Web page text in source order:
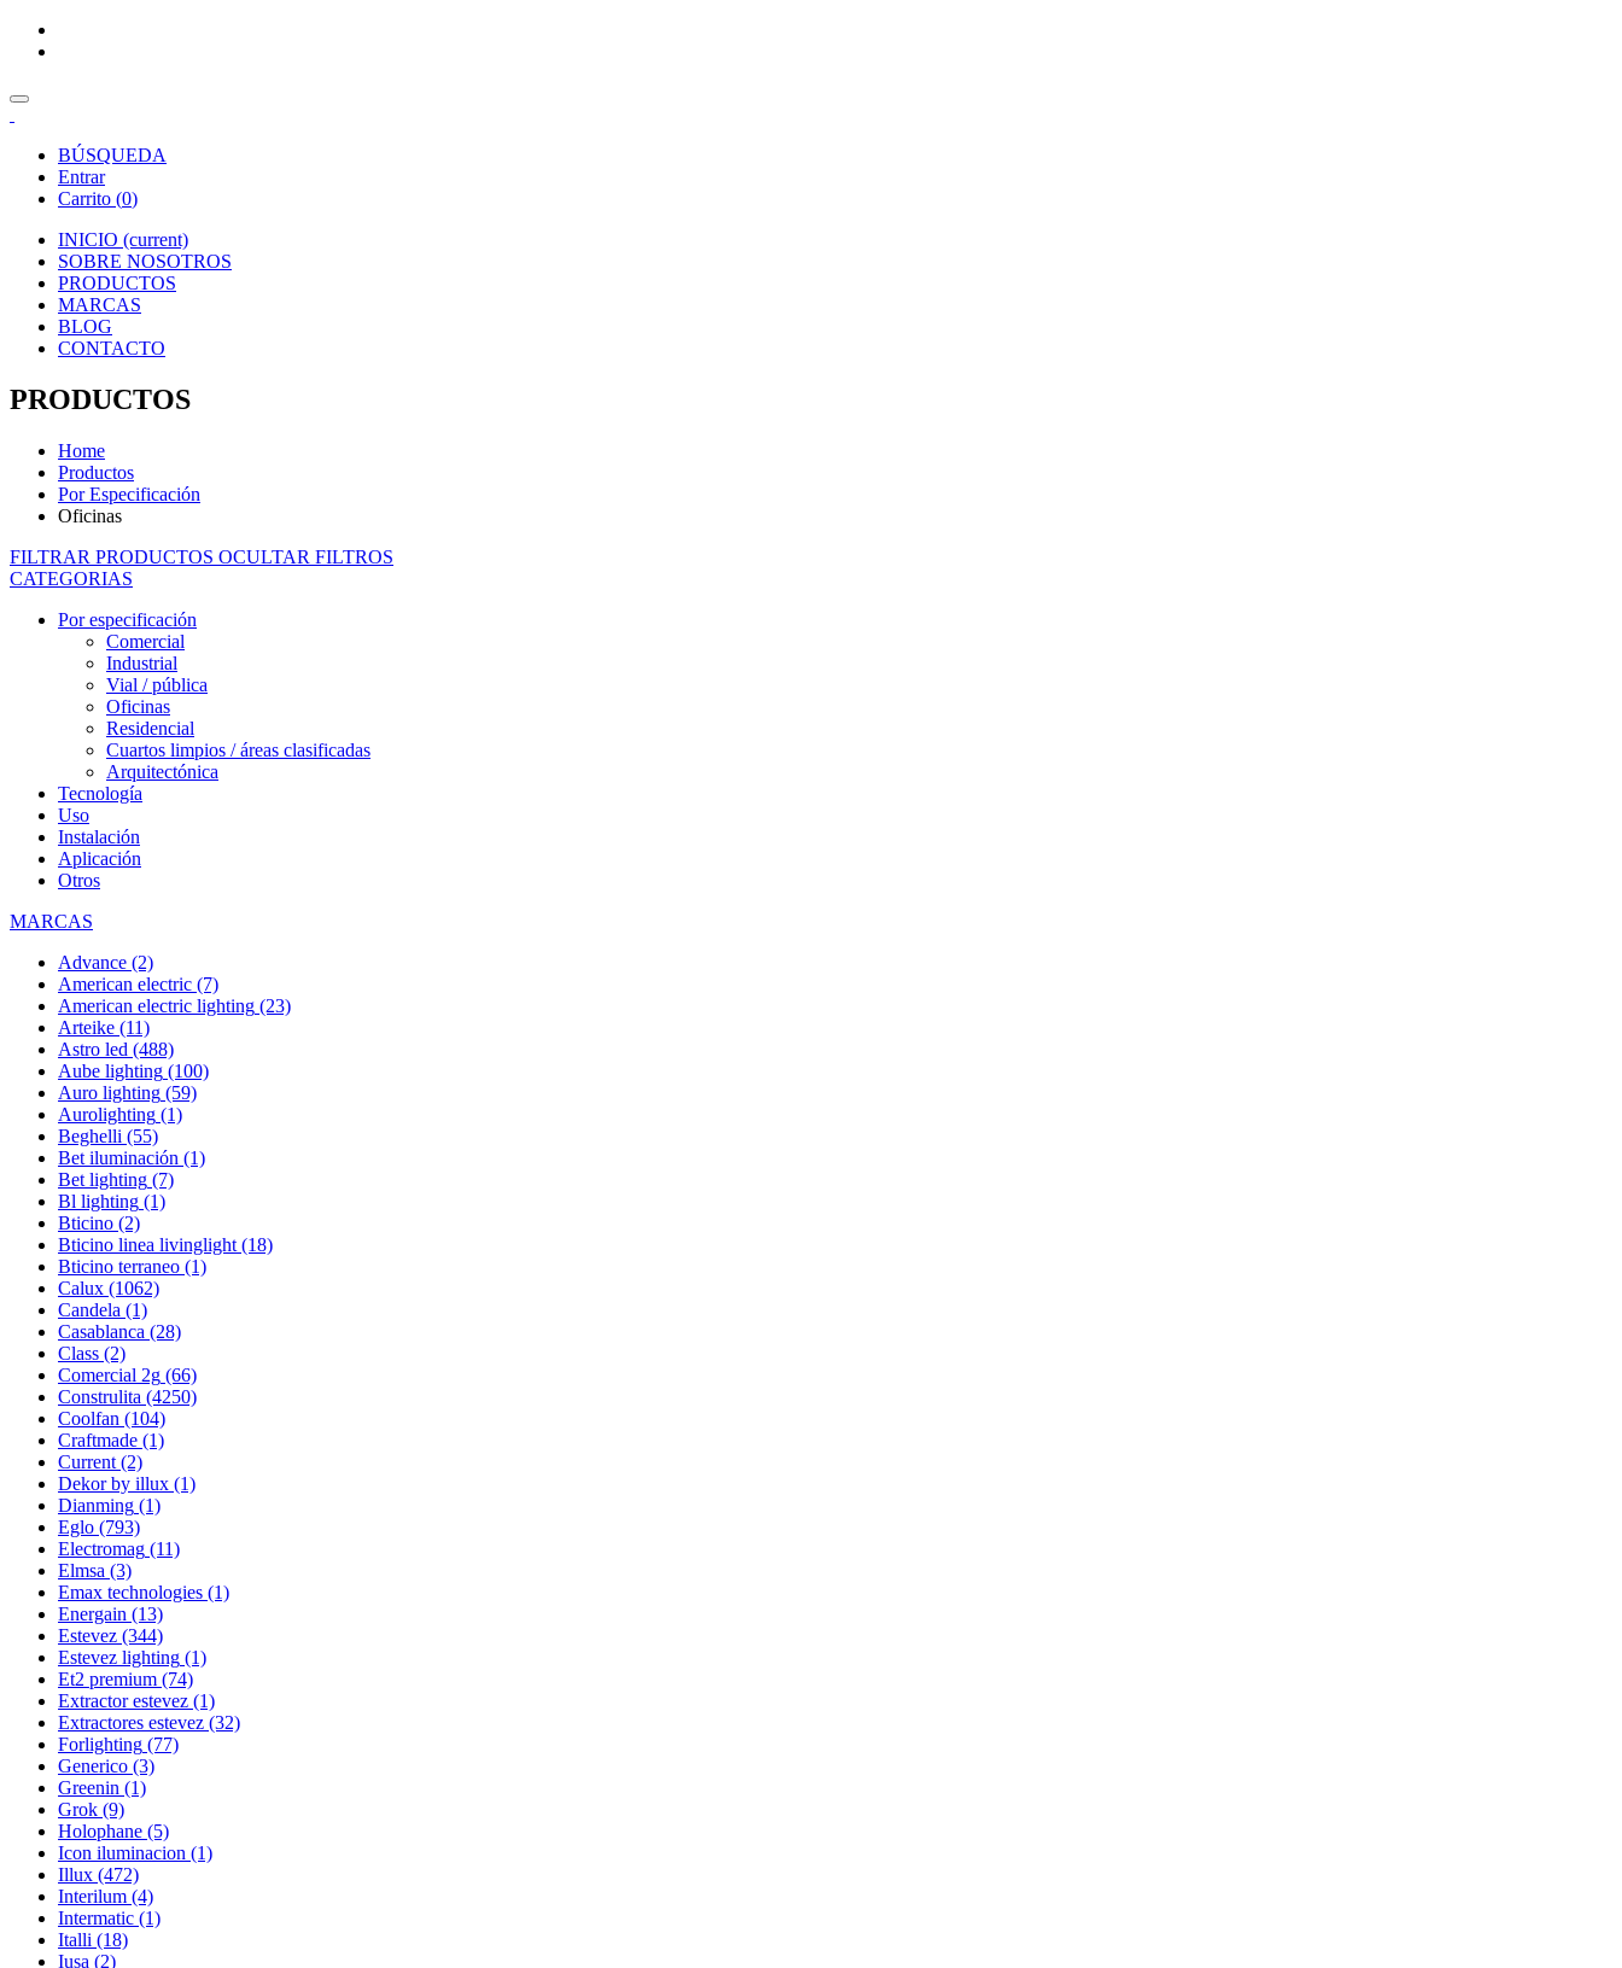
BÚSQUEDA
Entrar
Carrito (0)
INICIO (current)
SOBRE NOSOTROS
PRODUCTOS
MARCAS
BLOG
CONTACTO
PRODUCTOS
Home
Productos
Por Especificación
Oficinas
FILTRAR PRODUCTOS OCULTAR FILTROS
CATEGORIAS
Por especificación
Comercial
Industrial
Vial / pública
Oficinas
Residencial
Cuartos limpios / áreas clasificadas
Arquitectónica
Tecnología
Uso
Instalación
Aplicación
Otros
MARCAS
Advance (2)
American electric (7)
American electric lighting (23)
Arteike (11)
Astro led (488)
Aube lighting (100)
Auro lighting (59)
Aurolighting (1)
Beghelli (55)
Bet iluminación (1)
Bet lighting (7)
Bl lighting (1)
Bticino (2)
Bticino linea livinglight (18)
Bticino terraneo (1)
Calux (1062)
Candela (1)
Casablanca (28)
Class (2)
Comercial 2g (66)
Construlita (4250)
Coolfan (104)
Craftmade (1)
Current (2)
Dekor by illux (1)
Dianming (1)
Eglo (793)
Electromag (11)
Elmsa (3)
Emax technologies (1)
Energain (13)
Estevez (344)
Estevez lighting (1)
Et2 premium (74)
Extractor estevez (1)
Extractores estevez (32)
Forlighting (77)
Generico (3)
Greenin (1)
Grok (9)
Holophane (5)
Icon iluminacion (1)
Illux (472)
Interilum (4)
Intermatic (1)
Italli (18)
Iusa (2)